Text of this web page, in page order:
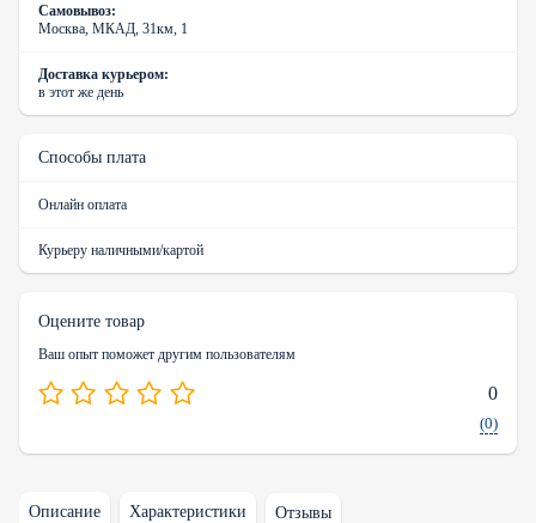
Самовывоз:
Москва, МКАД, 31км, 1
Доставка курьером:
в этот же день
Способы плата
Онлайн оплата
Курьеру наличными/картой
Оцените товар
Ваш опыт поможет другим пользователям
0
(0)
Описание Характеристики Отзывы